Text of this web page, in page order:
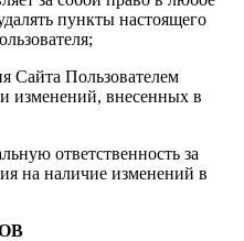
пункты настоящего
Сайта Пользователем
изменений, внесенных в
ответственность за
на наличие изменений в